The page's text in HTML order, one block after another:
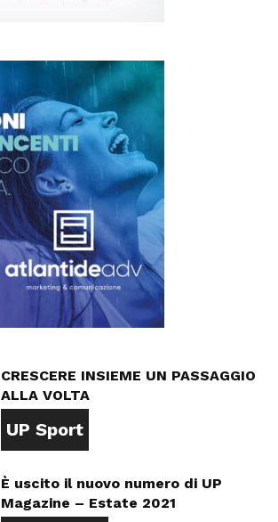
CRESCERE INSIEME UN PASSAGGIO
ALLA VOLTA
UP Sport
È uscito il nuovo numero di UP
Magazine – Estate 2021